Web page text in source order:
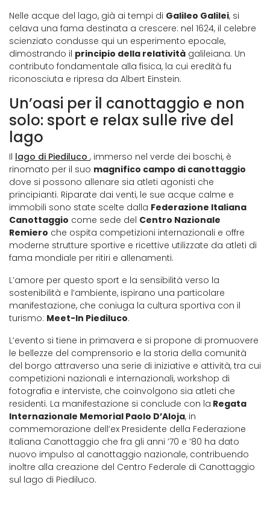
Nelle acque del lago, già ai tempi di Galileo Galilei, si
celava una fama destinata a crescere: nel 1624, il celebre
scienziato condusse qui un esperimento epocale,
dimostrando il principio della relatività galileiana. Un
contributo fondamentale alla fisica, la cui eredità fu
riconosciuta e ripresa da Albert Einstein.
Un’oasi per il canottaggio e non
solo: sport e relax sulle rive del
lago
Il lago di Piediluco , immerso nel verde dei boschi, è
rinomato per il suo magnifico campo di canottaggio
dove si possono allenare sia atleti agonisti che
principianti. Riparate dai venti, le sue acque calme e
immobili sono state scelte dalla Federazione Italiana
Canottaggio come sede del Centro Nazionale
Remiero che ospita competizioni internazionali e offre
moderne strutture sportive e ricettive utilizzate da atleti di
fama mondiale per ritiri e allenamenti.
L’amore per questo sport e la sensibilità verso la
sostenibilità e l’ambiente, ispirano una particolare
manifestazione, che coniuga la cultura sportiva con il
turismo: Meet-In Piediluco.
L’evento si tiene in primavera e si propone di promuovere
le bellezze del comprensorio e la storia della comunità
del borgo attraverso una serie di iniziative e attività, tra cui
competizioni nazionali e internazionali, workshop di
fotografia e interviste, che coinvolgono sia atleti che
residenti. La manifestazione si conclude con la Regata
Internazionale Memorial Paolo D’Aloja, in
commemorazione dell’ex Presidente della Federazione
Italiana Canottaggio che fra gli anni ’70 e ’80 ha dato
nuovo impulso al canottaggio nazionale, contribuendo
inoltre alla creazione del Centro Federale di Canottaggio
sul lago di Piediluco.